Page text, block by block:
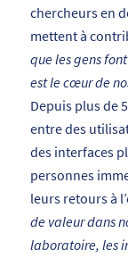
chercheurs en
mettent à
que les gens
est le cœur de
Depuis plus de
entre des
des interfaces
personnes
leurs retours à
de valeur dans
laboratoire, les